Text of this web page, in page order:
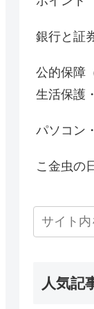
銀行と証
公的保障
生活保護
パソコン
こ金虫の
人気記